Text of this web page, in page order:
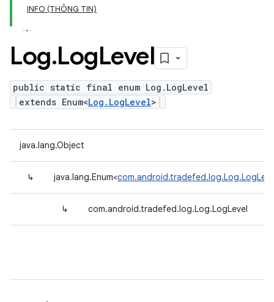
INFO (THÔNG TIN)
Log.LogLevel
public static final enum Log.LogLevel
extends Enum<Log.LogLevel>
java.lang.Object
↳ java.lang.Enum<
↳ com.android.tradefed.log.Log.LogLevel